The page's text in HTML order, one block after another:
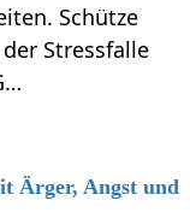
Schütze
Stressfalle
Ärger, Angst und